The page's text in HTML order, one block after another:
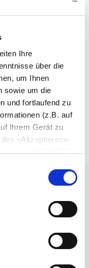
Ihre
über die
um Ihnen
sowie um die
und fortlaufend zu
(z.B. auf
Ihrem Gerät zu
«Akzeptieren»-
aller SCHURTER
Sie auf
gemeldet und
Weitere
m, Gerätesteckdose
IP40 gemäss IEC 60529